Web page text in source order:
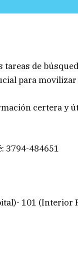
tareas de
para
certera y
3794-484651
101 (Interior